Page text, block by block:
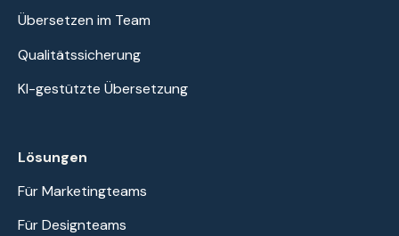
Übersetzen im Team
Qualitätssicherung
KI-gestützte Übersetzung
Lösungen
Für Marketingteams
Für Designteams